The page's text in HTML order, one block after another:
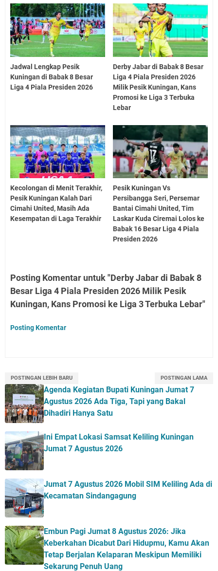
Jadwal Lengkap Pesik
Kuningan di Babak 8 Besar
Liga 4 Piala Presiden 2026
Derby Jabar di Babak 8 Besar
Liga 4 Piala Presiden 2026
Milik Pesik Kuningan, Kans
Promosi ke Liga 3 Terbuka
Lebar
Kecolongan di Menit Terakhir,
Pesik Kuningan Kalah Dari
Cimahi United, Masih Ada
Kesempatan di Laga Terakhir
Pesik Kuningan Vs
Persibangga Seri, Persemar
Bantai Cimahi United, Tim
Laskar Kuda Ciremai Lolos ke
Babak 16 Besar Liga 4 Piala
Presiden 2026
Posting Komentar untuk "Derby Jabar di Babak 8
Besar Liga 4 Piala Presiden 2026 Milik Pesik
Kuningan, Kans Promosi ke Liga 3 Terbuka Lebar"
Posting Komentar
POSTINGAN LEBIH BARU POSTINGAN LAMA
Agenda Kegiatan Bupati Kuningan Jumat 7
Agustus 2026 Ada Tiga, Tapi yang Bakal
Dihadiri Hanya Satu
Ini Empat Lokasi Samsat Keliling Kuningan
Jumat 7 Agustus 2026
Jumat 7 Agustus 2026 Mobil SIM Keliling Ada di
Kecamatan Sindangagung
Embun Pagi Jumat 8 Agustus 2026: Jika
Keberkahan Dicabut Dari Hidupmu, Kamu Akan
Tetap Berjalan Kelaparan Meskipun Memiliki
Sekarung Penuh Uang